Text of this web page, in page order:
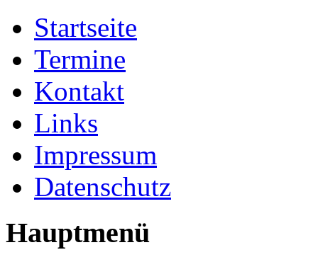
Startseite
Termine
Kontakt
Links
Impressum
Datenschutz
Hauptmenü